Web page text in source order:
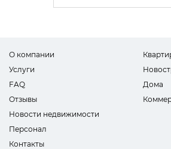
О компании
Услуги
FAQ
Отзывы
Новости недвижимости
Персонал
Контакты
Дома